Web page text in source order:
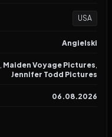
USA
Angielski
, Maiden Voyage Pictures,
Jennifer Todd Pictures
06.08.2026